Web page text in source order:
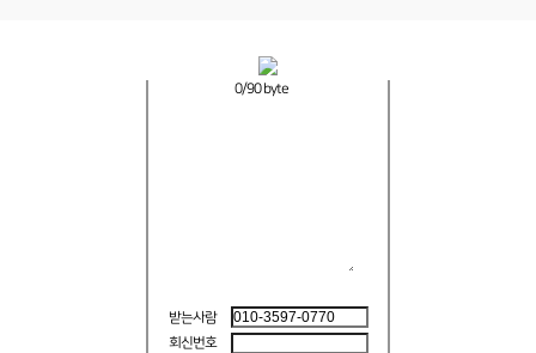
0/90 byte
받는사람
회신번호